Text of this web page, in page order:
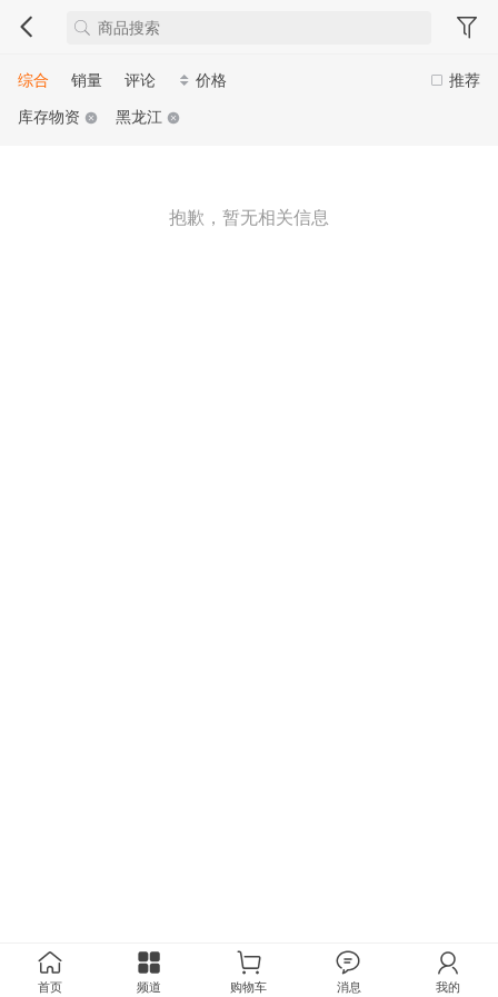
推荐
综合 销量 评论
价格
库存物资
黑龙江
抱歉，暂无相关信息
首页 频道 购物车 消息 我的